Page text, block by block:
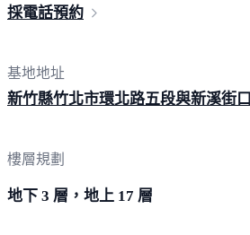
採電話預約
基地地址
新竹縣竹北市環北路五段與新溪街口
樓層規劃
地下 3 層，地上 17 層